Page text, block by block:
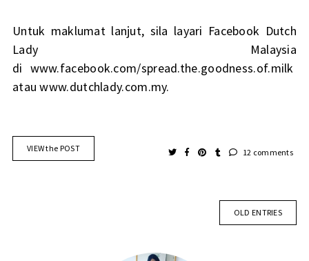
Untuk maklumat lanjut, sila layari Facebook Dutch
Lady Malaysia
di www.facebook.com/spread.the.goodness.of.milk
atauwww.dutchlady.com.my.
VIEW the POST 12 comments
OLD ENTRIES